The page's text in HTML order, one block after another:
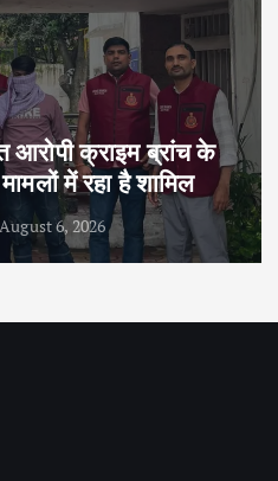
आरोपी क्राइम ब्रांच के
में रहा है शामिल
6, 2026